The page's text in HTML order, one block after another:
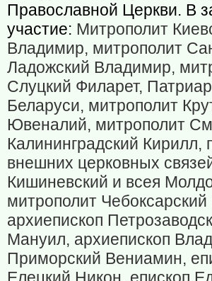
Православной Церкви. В
участие: Митрополит
Владимир, митрополит
Ладожский Владимир,
Слуцкий Филарет,
Беларуси, митрополит
Ювеналий, митрополит
Калининградский Кирилл,
внешних церковных
Кишиневский и всея
митрополит
архиепископ
Мануил, архиепископ
Приморский Вениамин,